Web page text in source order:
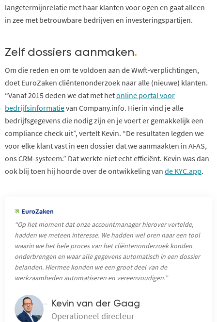
langetermijnrelatie met haar klanten voor ogen en gaat alleen
in zee met betrouwbare bedrijven en investeringspartijen.
Zelf dossiers aanmaken.
Om die reden en om te voldoen aan de Wwft-verplichtingen,
doet EuroZaken cliëntenonderzoek naar alle (nieuwe) klanten.
“Vanaf 2015 deden we dat met hetonline portal voor
bedrijfsinformatievan Company.info. Hierin vind je alle
bedrijfsgegevens die nodig zijn en je voert er gemakkelijk een
compliance check uit”, vertelt Kevin. “De resultaten legden we
voor elke klant vast in een dossier dat we aanmaakten in AFAS,
ons CRM-systeem.” Dat werkte niet echt efficiënt. Kevin was dan
ook blij toen hij hoorde over de ontwikkeling van de KYC.app.
“Op het moment dat onze accountmanager hierover vertelde,
hadden we meteen interesse. We hadden wel oren naar een tool
waarin we het hele proces van het cliëntenonderzoek konden
onderbrengen en waar alle gegevens automatisch in een dossier
belanden. Hiermee konden we een groot deel van de
werkzaamheden automatiseren en vereenvoudigen.”
Kevin van der Gaag
Operationeel directeur